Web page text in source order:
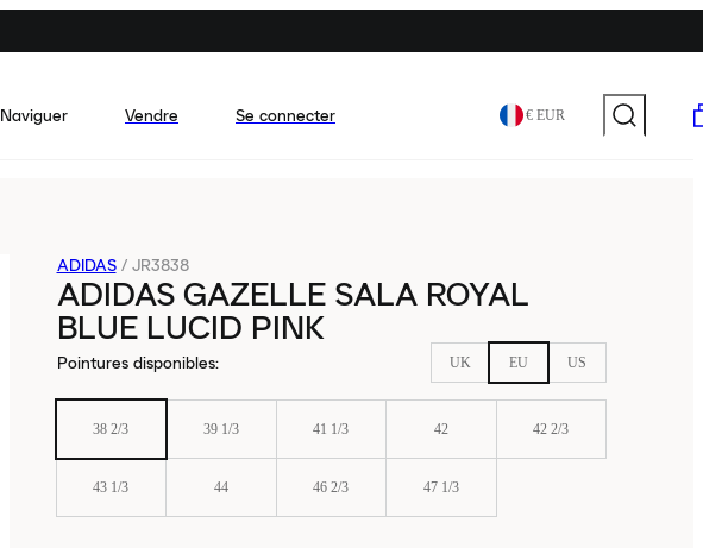
Naviguer Vendre Se connecter € EUR
ADIDAS / JR3838
ADIDAS GAZELLE SALA ROYAL
BLUE LUCID PINK
Pointures disponibles: UK EU US
38 2/3 39 1/3 41 1/3 42 42 2/3
43 1/3 44 46 2/3 47 1/3